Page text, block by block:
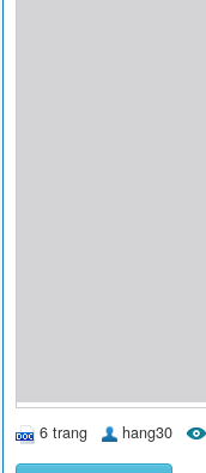
6 trang hang30